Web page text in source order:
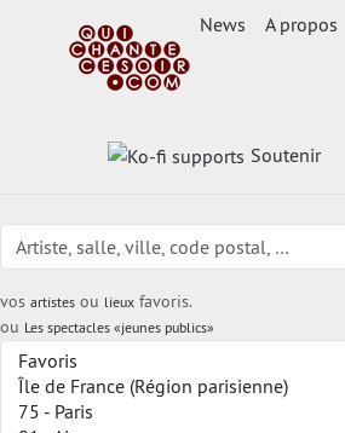
News A propos
Soutenir
vos artistes ou lieux favoris.
ou Les spectacles «jeunes publics»